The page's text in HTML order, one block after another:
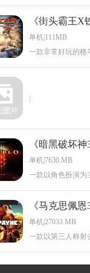
《街头霸王
单机|111MB
一款非常好玩的格
《暗黑破坏
单机|7630 MB
一款以角色扮演为
《马克思佩
单机|27033 MB
一款以第三人称射